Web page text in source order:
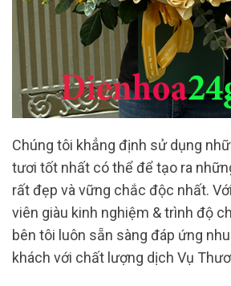
Chúng tôi khẳng định sử dụng
tươi tốt nhất có thể để tạo ra
rất đẹp và vững chắc độc nhất.
viên giàu kinh nghiệm & trình độ
bên tôi luôn sẵn sàng đáp ứng
khách với chất lượng dịch Vụ